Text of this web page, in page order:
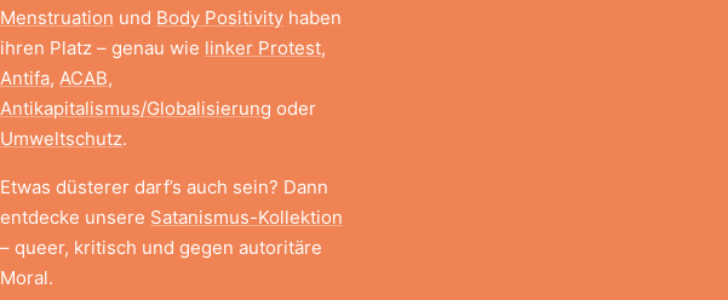
Menstruation und Body Positivity haben
ihren Platz – genau wie linker Protest,
Antifa, ACAB,
Antikapitalismus/Globalisierung oder
Umweltschutz.
Etwas düsterer darf’s auch sein? Dann
entdecke unsere Satanismus-Kollektion
– queer, kritisch und gegen autoritäre
Moral.